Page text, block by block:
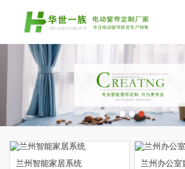
兰州智能家居系统 兰州办公室